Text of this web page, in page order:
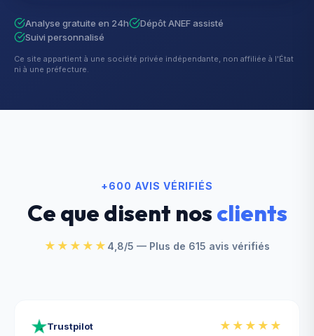
Analyse gratuite en 24h
Dépôt ANEF assisté
Suivi personnalisé
Ce site appartient à une société privée indépendante, non affiliée à l'État
ni à une préfecture.
+600 AVIS VÉRIFIÉS
Ce que disent nosclients
★★★★★ 4,8/5 — Plus de 615 avis vérifiés
Trustpilot ★★★★★